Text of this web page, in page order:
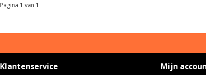
Pagina 1 van 1
Klantenservice Mijn